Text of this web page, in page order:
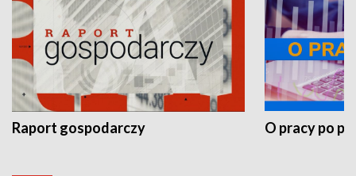
Raport gospodarczy O pracy po